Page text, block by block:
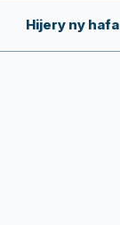
Hijery ny hafa